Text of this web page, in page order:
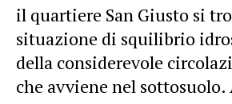
il quartiere San Giusto si
situazione di squilibrio
della considerevole
che avviene nel sottosuolo.